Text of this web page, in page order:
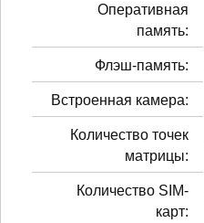
Оперативная
память:
Флэш-память:
Встроенная камера:
Количество точек
матрицы:
Количество SIM-
карт: